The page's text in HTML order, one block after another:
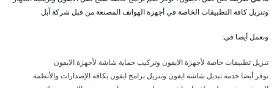
وتنزيل كافة التطبيقات الخاصة في أجهزة الهواتف المصنعة من قبل شركة آبل
ونعمل أيضا في:
تنزيل تطبيقات خاصة لأجهزة الايفون وتركيب حماية شاشة لأجهزة الايفون
نوفر أيضا خدمة تبديل شاشة ايفون وتنزيل برامج ايفون بكافة الإصدارات والأنظمة